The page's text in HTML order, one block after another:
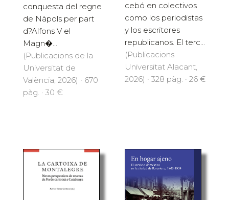
conquesta del regne
de Nàpols per part
d?Alfons V el
Magn�...
(Publicacions de la
Universitat de
València, 2026) · 670
pàg. · 30 €
cebó en colectivos
como los periodistas
y los escritores
republicanos. El terc...
(Publicacions
Universitat Alacant,
2026) · 328 pàg. · 26 €